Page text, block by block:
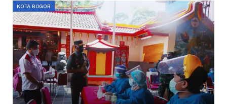
KOTA BOGOR